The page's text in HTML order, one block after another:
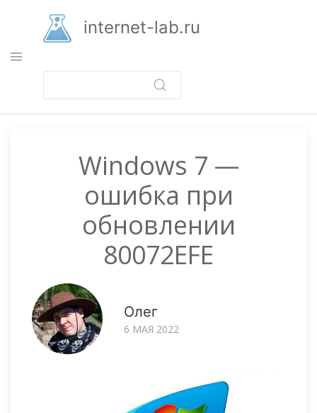
основному
содержанию
internet-lab.ru
Windows 7 —
ошибка при
обновлении
80072EFE
Олег
6 МАЯ 2022